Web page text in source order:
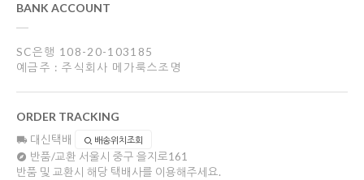
BANK ACCOUNT
SC은행 108-20-103185
예금주 : 주식회사 메가룩스조명
ORDER TRACKING
대신택배 배송위치조회
반품/교환 서울시 중구 을지로161
반품 및 교환시 해당 택배사를 이용해주세요.